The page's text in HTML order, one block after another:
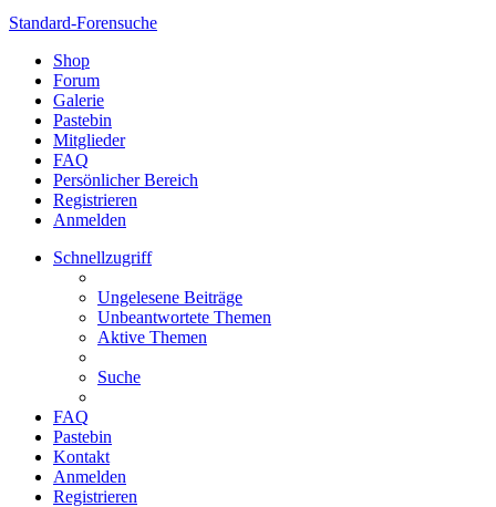
Standard-Forensuche
Shop
Forum
Galerie
Pastebin
Mitglieder
FAQ
Persönlicher Bereich
Registrieren
Anmelden
Schnellzugriff
Ungelesene Beiträge
Unbeantwortete Themen
Aktive Themen
Suche
FAQ
Pastebin
Kontakt
Anmelden
Registrieren